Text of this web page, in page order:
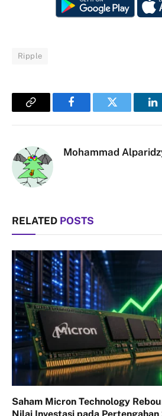
Ripple
Copy
FacebookTwitter
Mohammad
RELATED POSTS
Saham Micron Technology